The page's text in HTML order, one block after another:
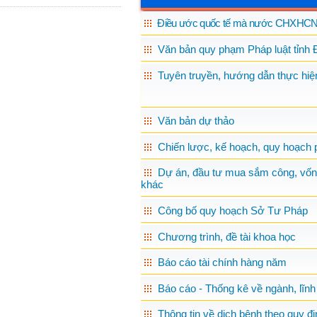
Điều ước quốc tế mà nước
Văn bản quy phạm Pháp luật tỉnh
Tuyên truyền, hướng dẫn thực
Văn bản dự thảo
Chiến lược, kế hoạch, quy hoạch
Dự án, đầu tư mua sắm công,
khác
Công bố quy hoạch Sở Tư Pháp
Chương trình, đề tài khoa học
Báo cáo tài chính hàng năm
Báo cáo - Thống kê về ngành,
Thông tin về dịch bệnh theo quy